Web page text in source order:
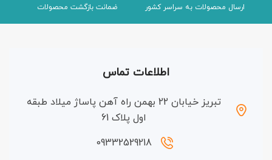
ارسال محصولات به سراسر کشور ضمانت بازگشت محصولات
اطلاعات تماس
تبریز خیابان 22 بهمن راه آهن پاساژ میلاد طبقه
اول پلاک 61
09332529218